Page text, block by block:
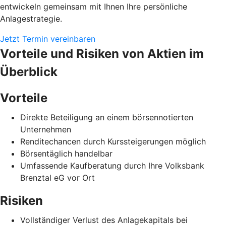
entwickeln gemeinsam mit Ihnen Ihre persönliche
Anlagestrategie.
Jetzt Termin vereinbaren
Vorteile und Risiken von Aktien im
Überblick
Vorteile
Direkte Beteiligung an einem börsennotierten
Unternehmen
Renditechancen durch Kurssteigerungen möglich
Börsentäglich handelbar
Umfassende Kaufberatung durch Ihre Volksbank
Brenztal eG vor Ort
Risiken
Vollständiger Verlust des Anlagekapitals bei